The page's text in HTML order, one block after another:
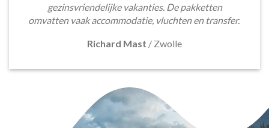
gezinsvriendelijke vakanties. De pakketten
omvatten vaak accommodatie, vluchten en transfer.
Richard Mast / Zwolle